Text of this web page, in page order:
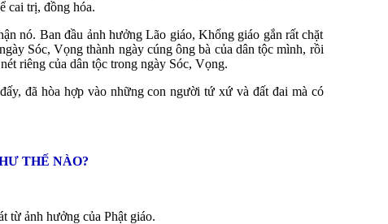
cai trị, đồng hóa.
nó. Ban đầu ảnh hưởng Lão giáo, Khổng giáo gắn rất chặt
Sóc, Vọng thành ngày cúng ông bà của dân tộc mình, rồi
riêng của dân tộc trong ngày Sóc, Vọng.
đã hòa hợp vào những con người tứ xứ và đất đai mà có
THẾ NÀO?
từ ảnh hưởng của Phật giáo.